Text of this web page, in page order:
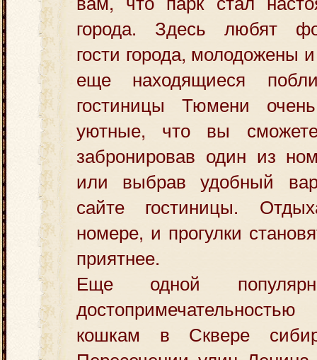
города. Здесь любят
гости города, молодожены
еще находящиеся
гостиницы Тюмени
уютные, что вы
забронировав один из
или выбрав удобный
сайте гостиницы.
номере, и прогулки
приятнее.
Еще одной
кошкам в Сквере